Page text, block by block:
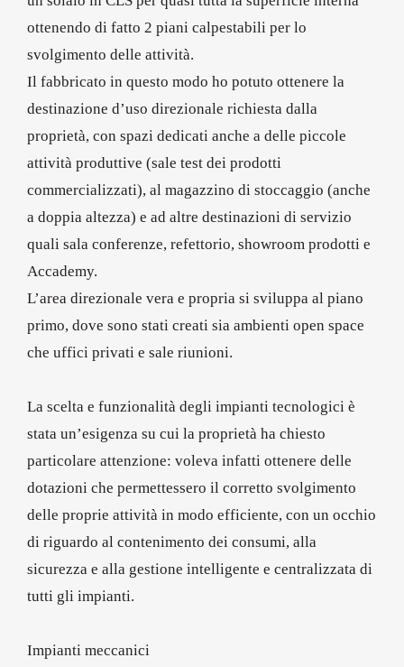
ottenendo di fatto 2 piani calpestabili per lo
svolgimento delle attività.
Il fabbricato in questo modo ho potuto ottenere la
destinazione d’uso direzionale richiesta dalla
proprietà, con spazi dedicati anche a delle piccole
attività produttive (sale test dei prodotti
commercializzati), al magazzino di stoccaggio (anche
a doppia altezza) e ad altre destinazioni di servizio
quali sala conferenze, refettorio, showroom prodotti e
Accademy.
L’area direzionale vera e propria si sviluppa al piano
primo, dove sono stati creati sia ambienti open space
che uffici privati e sale riunioni.
La scelta e funzionalità degli impianti tecnologici è
stata un’esigenza su cui la proprietà ha chiesto
particolare attenzione: voleva infatti ottenere delle
dotazioni che permettessero il corretto svolgimento
delle proprie attività in modo efficiente, con un occhio
di riguardo al contenimento dei consumi, alla
sicurezza e alla gestione intelligente e centralizzata di
tutti gli impianti.
Impianti meccanici